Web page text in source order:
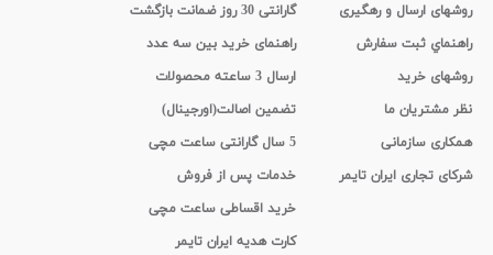
روشهای ارسال و رهگیری
راهنماي ثبت سفارش
روشهای خرید
نظر مشتریان ما
همکاری سازمانی
شرکای تجاری ایران تایمر
گارانتی 30 روز ضمانت بازگشت
راهنمای خرید بین سه عدد
ارسال 3 ساعته محصولات
تضمین اصالت(اورجینال)
5 سال گارانتی ساعت مچی
خدمات پس از فروش
خرید اقساطی ساعت مچی
کارت هدیه ایران تایمر